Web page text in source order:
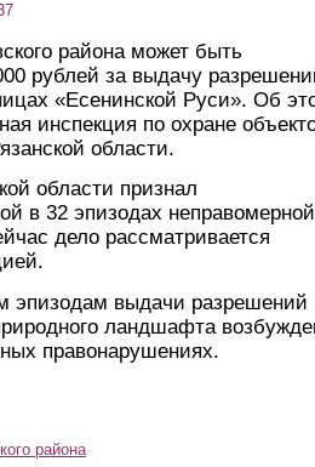
района может быть
рублей за выдачу
«Есенинской Руси». Об
инспекция по охране
области.
области признал
в 32 эпизодах неправомерной
дело рассматривается
эпизодам выдачи разрешений
ландшафта
правонарушениях.
района